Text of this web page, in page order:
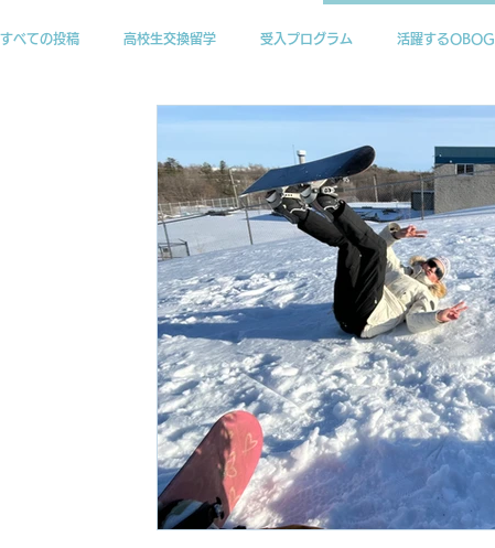
すべての投稿 高校生交換留学 受入プログラム 活躍するOBOG